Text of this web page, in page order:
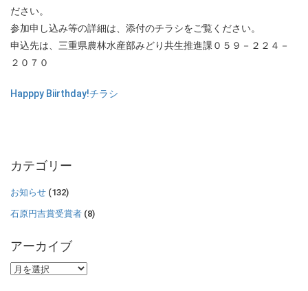
ださい。
参加申し込み等の詳細は、添付のチラシをご覧ください。
申込先は、三重県農林水産部みどり共生推進課０５９－２２４－
２０７０
Happpy Biirthday!チラシ
カテゴリー
お知らせ (132)
石原円吉賞受賞者 (8)
アーカイブ
ア